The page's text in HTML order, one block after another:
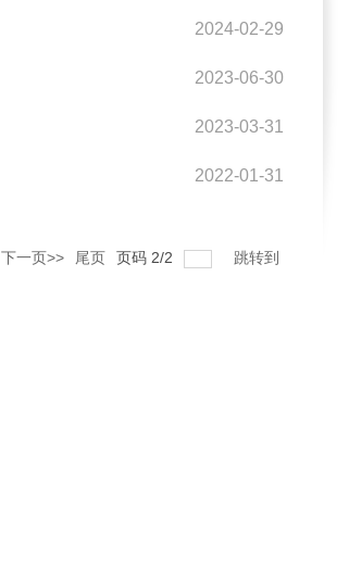
2024-02-29
2023-06-30
2023-03-31
2022-01-31
下一页>> 尾页 页码 2/2 跳转到